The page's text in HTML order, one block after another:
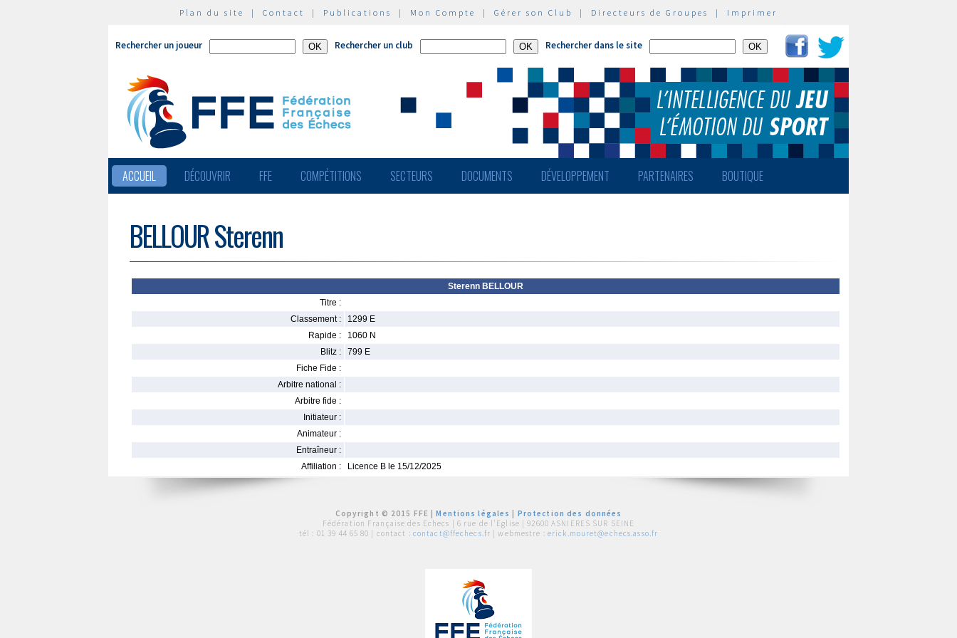
Plan du site | Contact | Publications | Mon Compte | Gérer son Club | Directeurs de Groupes | Imprimer
Rechercher un joueur Rechercher un club Rechercher dans le site
ACCUEIL DÉCOUVRIR FFE COMPÉTITIONS SECTEURS DOCUMENTS DÉVELOPPEMENT PARTENAIRES BOUTIQUE
BELLOUR Sterenn
Sterenn BELLOUR
Titre :
Classement :
1299 E
Rapide :
1060 N
Blitz :
799 E
Fiche Fide :
Arbitre national :
Arbitre fide :
Initiateur :
Animateur :
Entraîneur :
Affiliation :
Licence B le 15/12/2025
Copyright © 2015 FFE |Mentions légales
Protection des données
Fédération Française des Echecs | 6 rue de l'Eglise | 92600 ASNIERES SUR SEINE
tél : 01 39 44 65 80 | contact : contact@ffechecs.fr | webmestre : erick.mouret@echecs.asso.fr